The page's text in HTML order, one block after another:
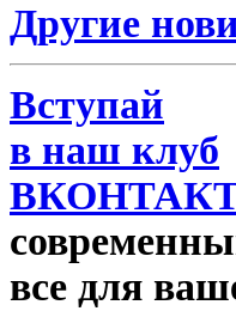
Другие
Вступай
в наш клуб
все для